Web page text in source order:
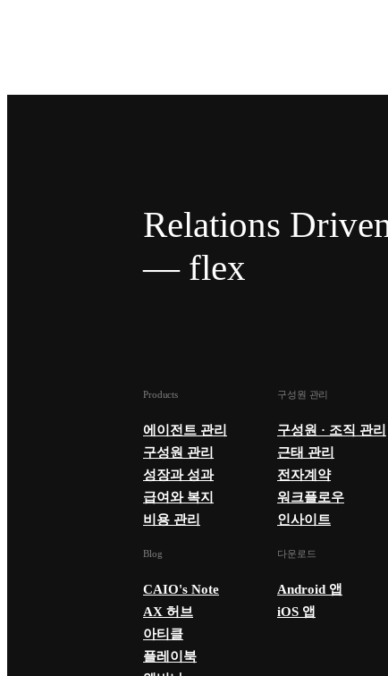
Relations
— flex
Products
에이전트 관리
구성원 관리
성장과 성과
급여와 복지
비용 관리
구성원 관리
구성원 · 조직 관리
근태 관리
전자계약
워크플로우
인사이트
Blog
CAIO's Note
AX 허브
아티클
플레이북
다운로드
Android 앱
iOS 앱